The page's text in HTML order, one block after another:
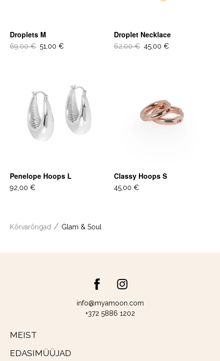
Droplets M
69,00 € 51,00 €
Droplet Necklace
62,00 € 45,00 €
Penelope Hoops L
92,00 €
Classy Hoops S
45,00 €
Kõrvarõngad / Glam & Soul
info@myamoon.com
+372 5886 1202
MEIST
EDASIMÜÜJAD